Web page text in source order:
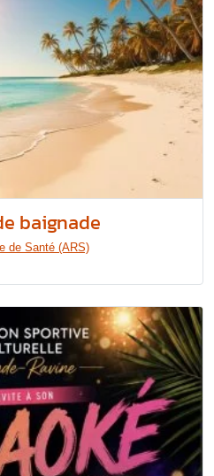
baignade
de Santé (ARS)